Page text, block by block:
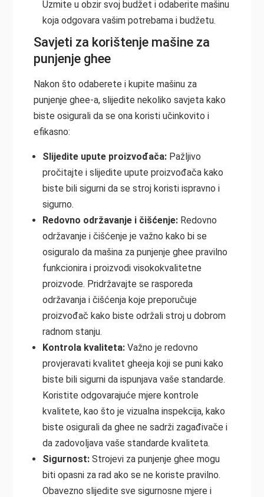
Uzmite u obzir svoj budžet i odaberite mašinu
koja odgovara vašim potrebama i budžetu.
Savjeti za korištenje mašine za
punjenje ghee
Nakon što odaberete i kupite mašinu za
punjenje ghee-a, slijedite nekoliko savjeta kako
biste osigurali da se ona koristi učinkovito i
efikasno:
Slijedite upute proizvođača:Pažljivo
pročitajte i slijedite upute proizvođača kako
biste bili sigurni da se stroj koristi ispravno i
sigurno.
Redovno održavanje i čišćenje:Redovno
održavanje i čišćenje je važno kako bi se
osiguralo da mašina za punjenje ghee pravilno
funkcionira i proizvodi visokokvalitetne
proizvode. Pridržavajte se rasporeda
održavanja i čišćenja koje preporučuje
proizvođač kako biste održali stroj u dobrom
radnom stanju.
Kontrola kvaliteta:Važno je redovno
provjeravati kvalitet gheeja koji se puni kako
biste bili sigurni da ispunjava vaše standarde.
Koristite odgovarajuće mjere kontrole
kvalitete, kao što je vizualna inspekcija, kako
biste osigurali da ghee ne sadrži zagađivače i
da zadovoljava vaše standarde kvaliteta.
Sigurnost:Strojevi za punjenje ghee mogu
biti opasni za rad ako se ne koriste pravilno.
Obavezno slijedite sve sigurnosne mjere i